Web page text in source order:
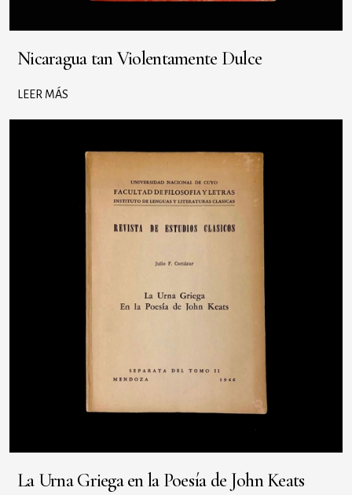
Nicaragua tan Violentamente Dulce
LEER MÁS
La Urna Griega en la Poesía de John Keats